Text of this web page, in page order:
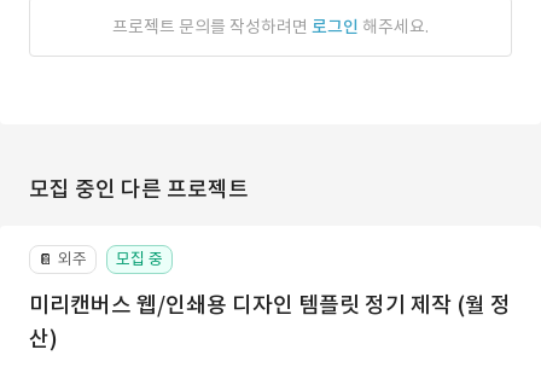
프로젝트 문의를 작성하려면 로그인 해주세요.
모집 중인 다른 프로젝트
📔 외주 모집 중
미리캔버스 웹/인쇄용 디자인 템플릿 정기 제작 (월 정
산)